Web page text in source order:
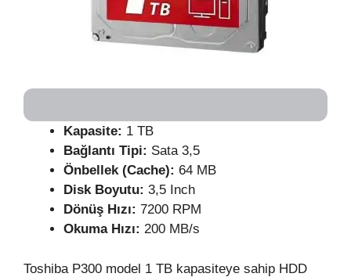
Kapasite: 1 TB
Bağlantı Tipi: Sata 3,5
Önbellek (Cache): 64 MB
Disk Boyutu: 3,5 Inch
Dönüş Hızı: 7200 RPM
Okuma Hızı: 200 MB/s
Toshiba P300 model 1 TB kapasiteye sahip HDD